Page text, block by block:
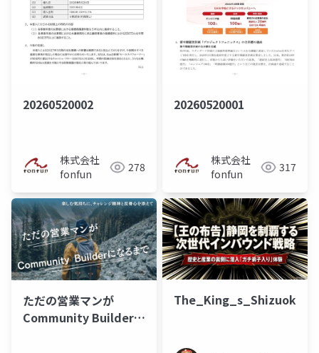
20260520002
株式会社
fonfun
278
20260520001
株式会社
fonfun
317
ただの営業マンが
Community Builderに